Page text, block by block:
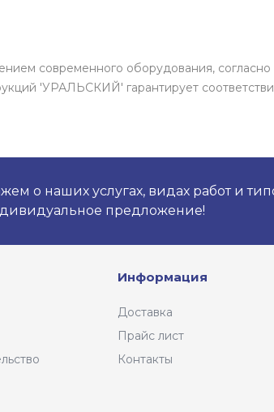
современного оборудования,
'УРАЛЬСКИЙ' гарантирует
о наших услугах, видах работ и
предложение!
Информация
Доставка
Прайс лист
Контакты